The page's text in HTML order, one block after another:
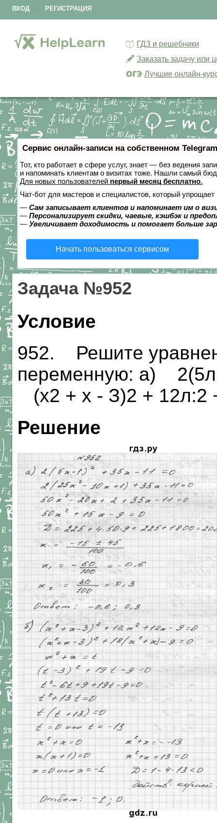
ВХОД РЕГИСТРАЦИЯ
ГДЗ и решебники
Заказать задачу или
Лучшие онлайн-
Сервис онлайн-записи на собственном
Тот, кто работает в сфере услуг, знает — без ведения
и напоминать клиентам о визитах тоже. Нашли самый
Для новых пользователей первый месяц бесплатно.
Чат-бот для мастеров и специалистов, который упрощает
— Сам записывает клиентов и напоминает им о
— Персонализирует скидки, чаевые, кэшбэк и
— Увеличивает доходимость и помогает больше
Начать пользоваться сервисом
Задача №952
Условие
952. Решите
переменную: а)
(х2 + х - З)2 + 12л:2
Решение